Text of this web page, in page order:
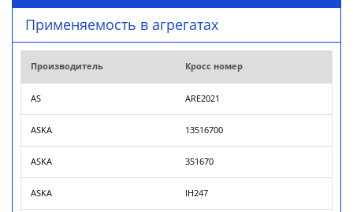
Применяемость в агрегатах
Производитель Кросс номер
AS ARE2021
ASKA 13516700
ASKA 351670
ASKA IH247